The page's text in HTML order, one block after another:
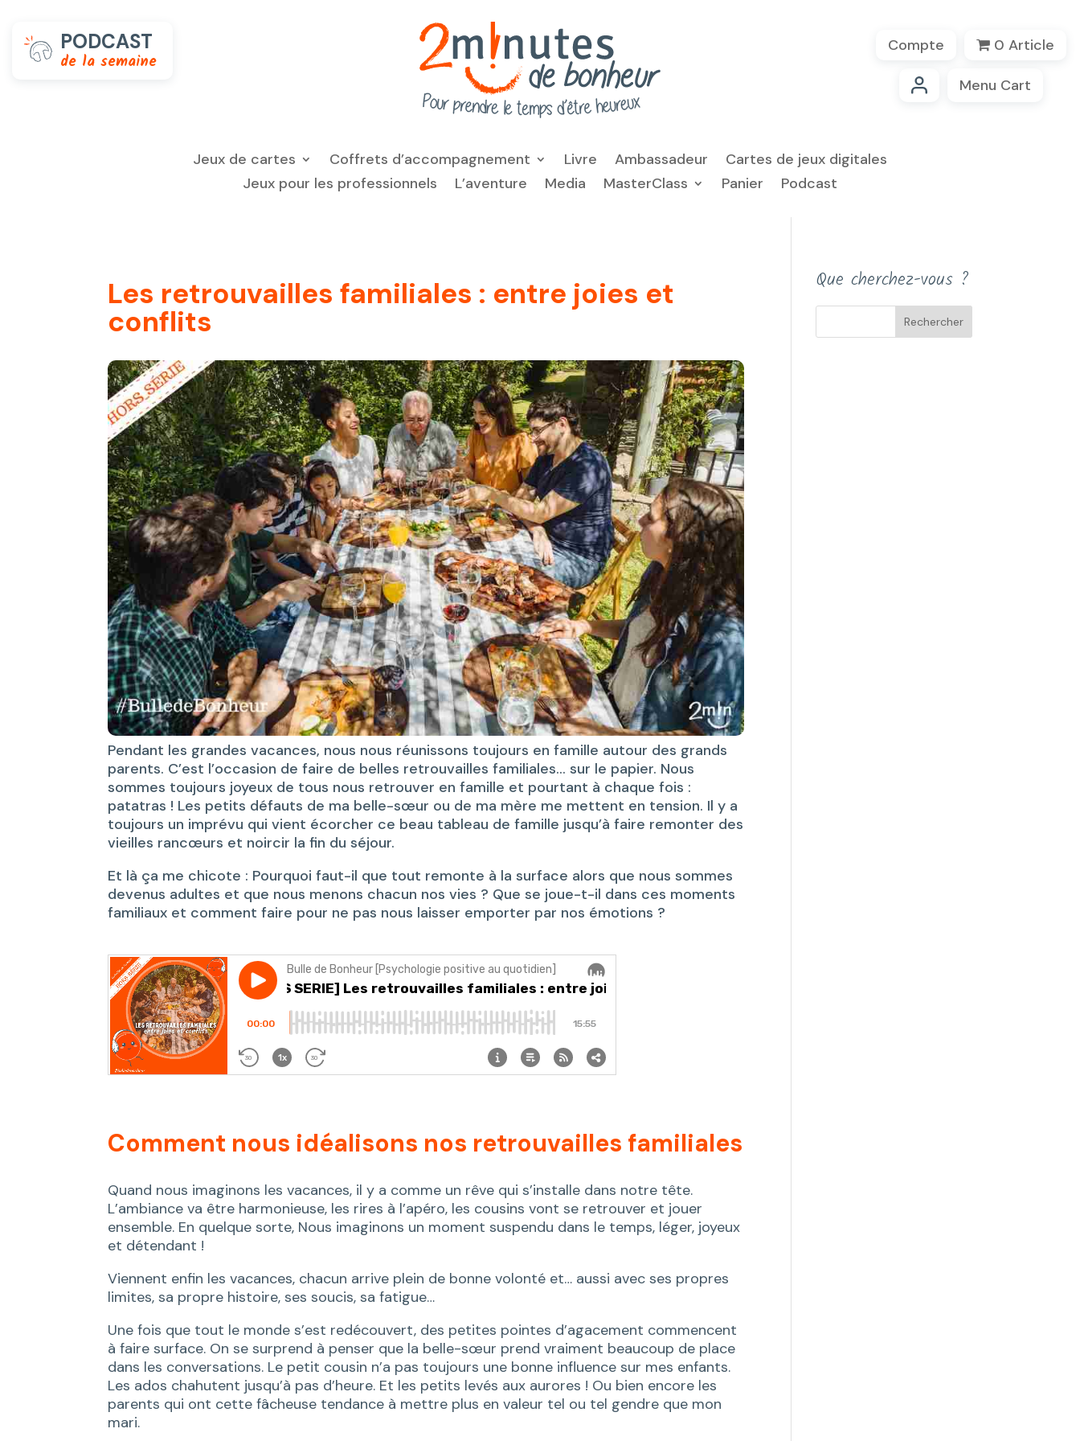
PODCAST
de la semaine
Compte 0 Article
Menu Cart
Jeux de cartes Coffrets d’accompagnement Livre Ambassadeur
Cartes de jeux digitales
Jeux pour les professionnels
L’aventure Media MasterClass Panier Podcast
Les retrouvailles familiales : entre joies et
conflits
Pendant les grandes vacances, nous nous réunissons toujours en famille autour des grands
parents. C’est l’occasion de faire de belles retrouvailles familiales… sur le papier. Nous
sommes toujours joyeux de tous nous retrouver en famille et pourtant à chaque fois :
patatras ! Les petits défauts de ma belle-sœur ou de ma mère me mettent en tension. Il y a
toujours un imprévu qui vient écorcher ce beau tableau de famille jusqu’à faire remonter des
vieilles rancœurs et noircir la fin du séjour.
Et là ça me chicote : Pourquoi faut-il que tout remonte à la surface alors que nous sommes
devenus adultes et que nous menons chacun nos vies ? Que se joue-t-il dans ces moments
familiaux et comment faire pour ne pas nous laisser emporter par nos émotions ?
Comment nous idéalisons nos retrouvailles familiales
Quand nous imaginons les vacances, il y a comme un rêve qui s’installe dans notre tête.
L’ambiance va être harmonieuse, les rires à l’apéro, les cousins vont se retrouver et jouer
ensemble. En quelque sorte, Nous imaginons un moment suspendu dans le temps, léger, joyeux
et détendant !
Viennent enfin les vacances, chacun arrive plein de bonne volonté et… aussi avec ses propres
limites, sa propre histoire, ses soucis, sa fatigue…
Une fois que tout le monde s’est redécouvert, des petites pointes d’agacement commencent
à faire surface. On se surprend à penser que la belle-sœur prend vraiment beaucoup de place
dans les conversations. Le petit cousin n’a pas toujours une bonne influence sur mes enfants.
Les ados chahutent jusqu’à pas d’heure. Et les petits levés aux aurores ! Ou bien encore les
parents qui ont cette fâcheuse tendance à mettre plus en valeur tel ou tel gendre que mon
mari.
Que cherchez-vous ?